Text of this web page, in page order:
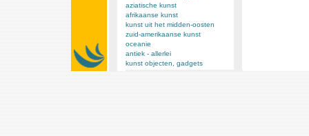
aziatische kunst
afrikaanse kunst
kunst uit het midden-oosten
zuid-amerikaanse kunst
oceanie
antiek - allerlei
kunst objecten, gadgets